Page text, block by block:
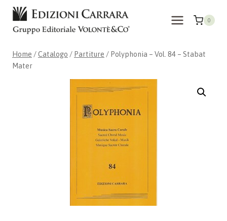
Salta
contenuto
0
Home /Catalogo / Partiture / Polyphonia – Vol. 84 – Stabat
Mater